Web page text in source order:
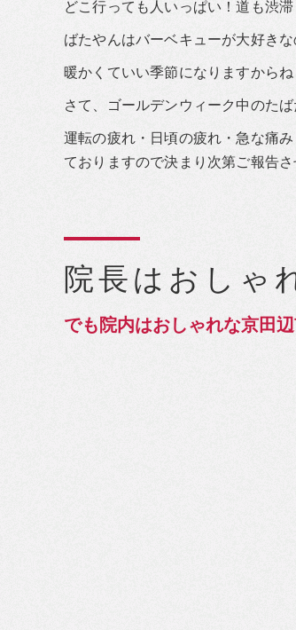
どこ行っても人いっぱい！道も渋
ばたやんはバーベキューが大好き
暖かくていい季節になりますからね
さて、ゴールデンウィーク中のた
運転の疲れ・日頃の疲れ・急な痛
ておりますので決まり次第ご報告さ
でも院内はおしゃれな京田
院長はおしゃ